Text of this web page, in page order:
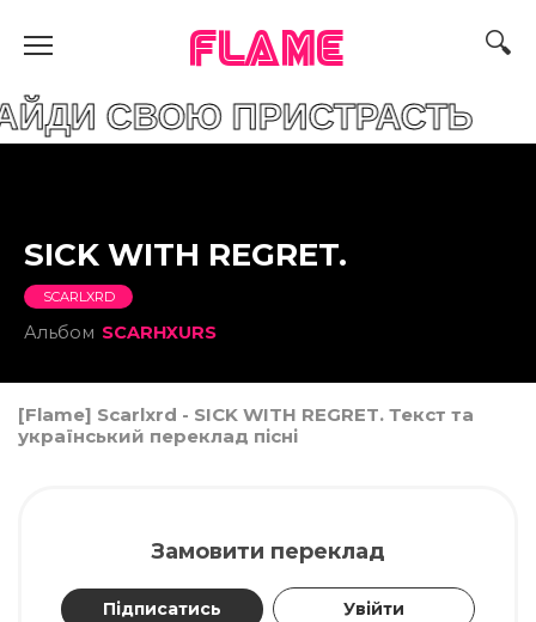
FLAME
ПРИСТРАСТЬ
SICK WITH REGRET.
SCARLXRD
Альбом SCARHXURS
[Flame] Scarlxrd - SICK WITH REGRET. Текст та
український переклад пісні
Замовити переклад
Підписатись Увійти